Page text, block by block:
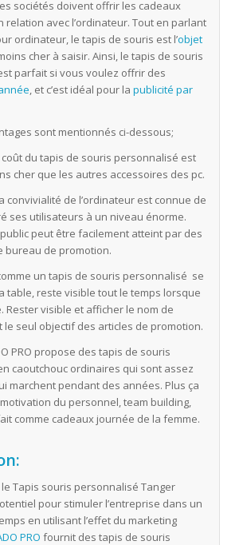
sociétés doivent offrir les cadeaux
relation avec l’ordinateur. Tout en parlant
ordinateur, le tapis de souris est l’objet
cher à saisir. Ainsi, le tapis de souris
parfait si vous voulez offrir des
, et c’est idéal pour la publicité par
sont mentionnés ci-dessous;
du tapis de souris personnalisé est
cher que les autres accessoires des pc.
convivialité de l’ordinateur est connue de
ses utilisateurs à un niveau énorme.
peut être facilement atteint par des
bureau de promotion.
un tapis de souris personnalisé se
table, reste visible tout le temps lorsque
Rester visible et afficher le nom de
le seul objectif des articles de promotion.
PRO propose des tapis de souris
caoutchouc ordinaires qui sont assez
marchent pendant des années. Plus ça
du personnel, team building,
comme cadeaux journée de la femme.
Tapis souris personnalisé Tanger
pour stimuler l’entreprise dans un
en utilisant l’effet du marketing
PRO fournit des tapis de souris